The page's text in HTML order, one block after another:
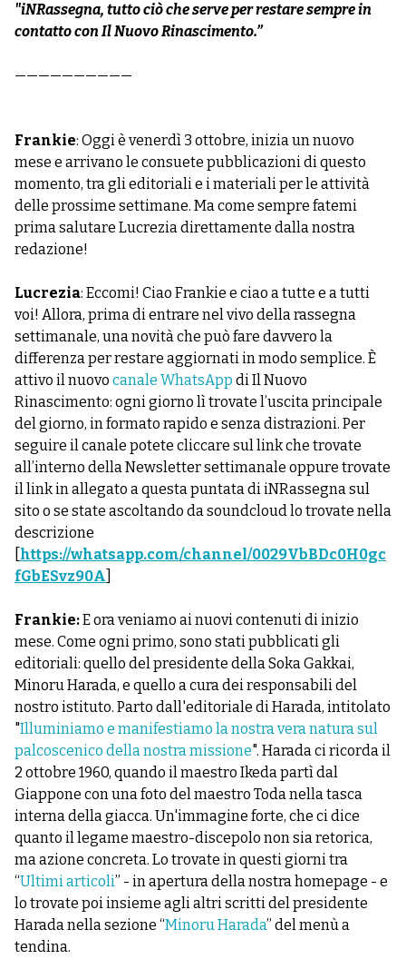
"iNRassegna, tutto ciò che serve per restare sempre in
contatto con Il Nuovo Rinascimento.”
——————————
Frankie: Oggi è venerdì 3 ottobre, inizia un nuovo
mese e arrivano le consuete pubblicazioni di questo
momento, tra gli editoriali e i materiali per le attività
delle prossime settimane. Ma come sempre fatemi
prima salutare Lucrezia direttamente dalla nostra
redazione!
Lucrezia: Eccomi! Ciao Frankie e ciao a tutte e a tutti
voi! Allora, prima di entrare nel vivo della rassegna
settimanale, una novità che può fare davvero la
differenza per restare aggiornati in modo semplice. È
attivo il nuovo canale WhatsApp di Il Nuovo
Rinascimento: ogni giorno lì trovate l’uscita principale
del giorno, in formato rapido e senza distrazioni. Per
seguire il canale potete cliccare sul link che trovate
all’interno della Newsletter settimanale oppure trovate
il link in allegato a questa puntata di iNRassegna sul
sito o se state ascoltando da soundcloud lo trovate nella
descrizione
https://whatsapp.com/channel/0029VbBDc0H0gc
fGbESvz90A
Frankie:E ora veniamo ai nuovi contenuti di inizio
mese. Come ogni primo, sono stati pubblicati gli
editoriali: quello del presidente della Soka Gakkai,
Minoru Harada, e quello a cura dei responsabili del
nostro istituto. Parto dall'editoriale di Harada, intitolato
"Illuminiamo e manifestiamo la nostra vera natura sul
palcoscenico della nostra missione". Harada ci ricorda il
2 ottobre 1960, quando il maestro Ikeda partì dal
Giappone con una foto del maestro Toda nella tasca
interna della giacca. Un'immagine forte, che ci dice
quanto il legame maestro-discepolo non sia retorica,
ma azione concreta. Lo trovate in questi giorni tra
“Ultimi articoli” - in apertura della nostra homepage - e
lo trovate poi insieme agli altri scritti del presidente
Harada nella sezione “Minoru Harada” del menù a
tendina.